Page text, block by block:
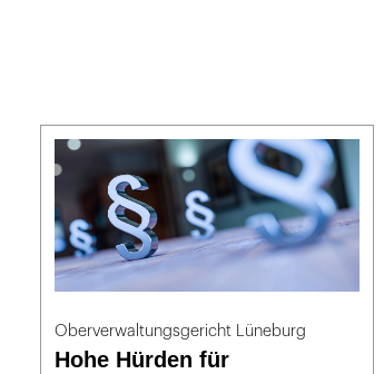
Oberverwaltungsgericht Lüneburg
Hohe Hürden für